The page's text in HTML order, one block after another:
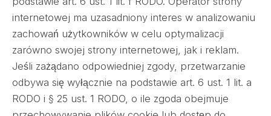
internetowej ma uzasadniony interes w analizowaniu
zachowań użytkowników w celu optymalizacji
zarówno swojej strony internetowej, jak i reklam.
Jeśli zażądano odpowiedniej zgody, przetwarzanie
odbywa się wyłącznie na podstawie art. 6 ust. 1 lit. a
RODO i § 25 ust. 1 RODO, o ile zgoda obejmuje